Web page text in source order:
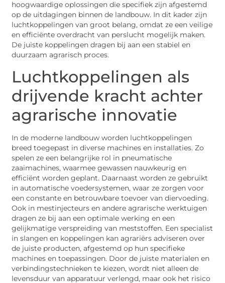
hoogwaardige oplossingen die specifiek zijn afgestemd
op de uitdagingen binnen de landbouw. In dit kader zijn
luchtkoppelingen van groot belang, omdat ze een veilige
en efficiënte overdracht van perslucht mogelijk maken.
De juiste koppelingen dragen bij aan een stabiel en
duurzaam agrarisch proces.
Luchtkoppelingen als
drijvende kracht achter
agrarische innovatie
In de moderne landbouw worden luchtkoppelingen
breed toegepast in diverse machines en installaties. Zo
spelen ze een belangrijke rol in pneumatische
zaaimachines, waarmee gewassen nauwkeurig en
efficiënt worden geplant. Daarnaast worden ze gebruikt
in automatische voedersystemen, waar ze zorgen voor
een constante en betrouwbare toevoer van diervoeding.
Ook in mestinjecteurs en andere agrarische werktuigen
dragen ze bij aan een optimale werking en een
gelijkmatige verspreiding van meststoffen. Een specialist
in slangen en koppelingen kan agrariërs adviseren over
de juiste producten, afgestemd op hun specifieke
machines en toepassingen. Door de juiste materialen en
verbindingstechnieken te kiezen, wordt niet alleen de
levensduur van apparatuur verlengd, maar ook het risico